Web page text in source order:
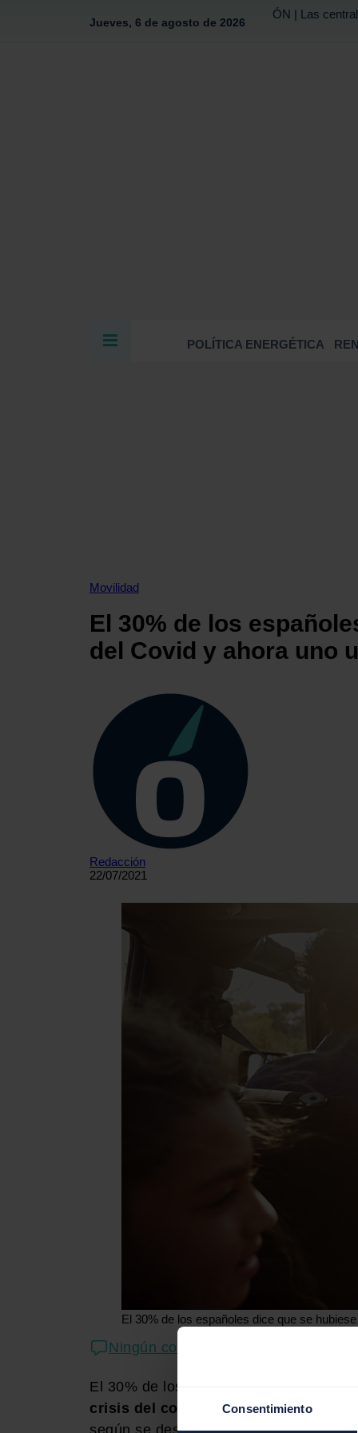
Consentimiento
Jueves, 6 de agosto de 2026
ÓN | Las
MOVILIDAD
ALMACENAMIENTO
STARTUPS & INNOVACIÓN
HIDRÓGENO
POLÍTICA ENERGÉTICA
Movilidad
El 30% de los
del Covid y ahora uno
Redacción
22/07/2021
El 30% de los españoles dice que se
Ningún comentario
El 30% de los españoles afirma que se
crisis del coronavirus, pero que
según se desprende de un estudio de